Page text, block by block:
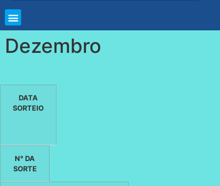
Dezembro
DATA
SORTEIO
N° DA
SORTE